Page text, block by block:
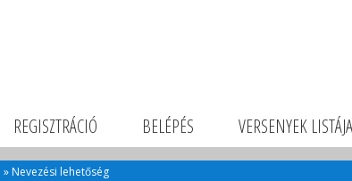
REGISZTRÁCIÓ BELÉPÉS VERSENYEK LISTÁJA
» Nevezési lehetőség